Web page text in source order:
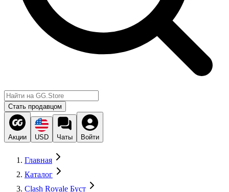
Стать продавцом
Акции USD Чаты Войти
Главная
Каталог
Clash Royale Буст